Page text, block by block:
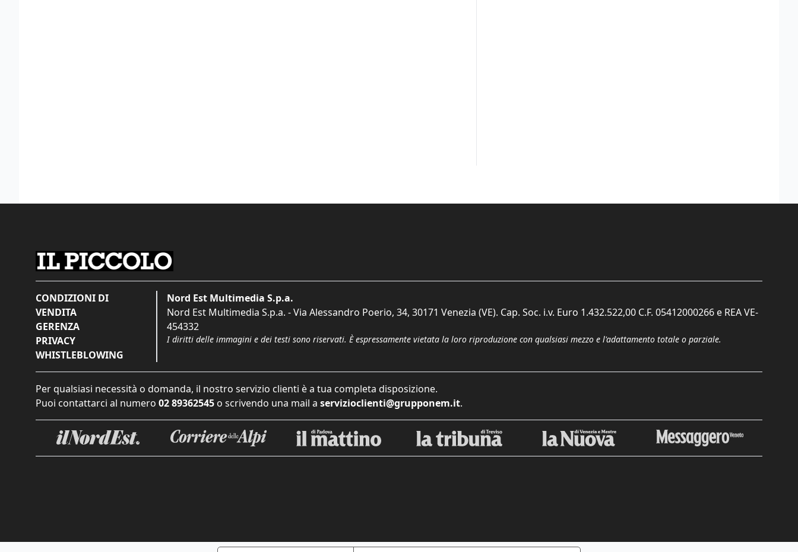
CONDIZIONI DI
VENDITA
GERENZA
PRIVACY
WHISTLEBLOWING
Nord Est Multimedia S.p.a.
Nord Est Multimedia S.p.a. - Via Alessandro Poerio, 34, 30171 Venezia (VE). Cap. Soc. i.v. Euro 1.432.522,00 C.F. 05412000266 e REA VE-
454332
I diritti delle immagini e dei testi sono riservati. È espressamente vietata la loro riproduzione con qualsiasi mezzo e l'adattamento totale o parziale.
Per qualsiasi necessità o domanda, il nostro servizio clienti è a tua completa disposizione.
Puoi contattarci al numero 02 89362545 o scrivendo una mail a servizioclienti@grupponem.it.